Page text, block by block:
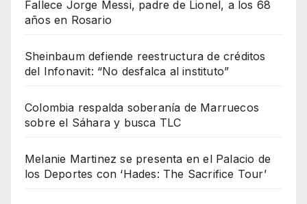
Fallece Jorge Messi, padre de Lionel, a los 68
años en Rosario
Sheinbaum defiende reestructura de créditos
del Infonavit: “No desfalca al instituto”
Colombia respalda soberanía de Marruecos
sobre el Sáhara y busca TLC
Melanie Martinez se presenta en el Palacio de
los Deportes con ‘Hades: The Sacrifice Tour’